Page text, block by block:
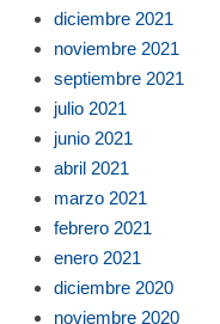
diciembre 2021
noviembre 2021
septiembre 2021
julio 2021
junio 2021
abril 2021
marzo 2021
febrero 2021
enero 2021
diciembre 2020
noviembre 2020